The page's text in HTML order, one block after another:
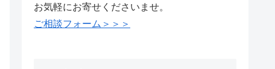
お気軽にお寄せくださいませ。
ご相談フォーム＞＞＞